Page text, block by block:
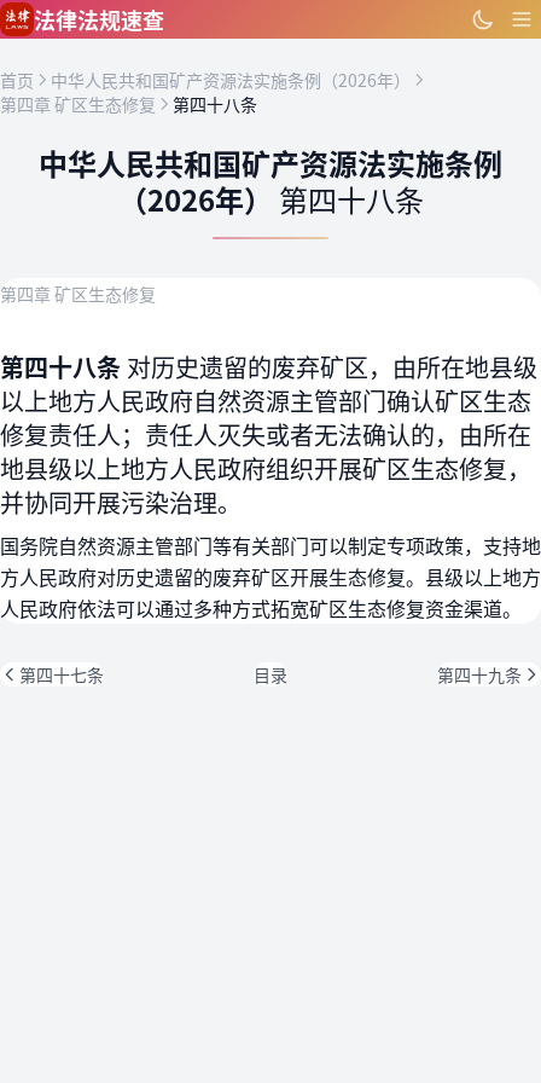
跳到主要内容
法律法规速查
首页
中华人民共和国矿产资源法实施条例（2026年）
第四章 矿区生态修复
第四十八条
中华人民共和国矿产资源法实施条例
（2026年） 第四十八条
第四章 矿区生态修复
第四十八条 对历史遗留的废弃矿区，由所在地县级
以上地方人民政府自然资源主管部门确认矿区生态
修复责任人；责任人灭失或者无法确认的，由所在
地县级以上地方人民政府组织开展矿区生态修复，
并协同开展污染治理。
国务院自然资源主管部门等有关部门可以制定专项政策，支持地
方人民政府对历史遗留的废弃矿区开展生态修复。县级以上地方
人民政府依法可以通过多种方式拓宽矿区生态修复资金渠道。
第四十七条 目录 第四十九条